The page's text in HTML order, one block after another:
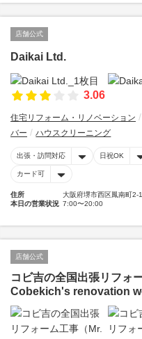
店舗公式
Daikai Ltd.
3.06
住宅リフォーム・リノベーション
バー
ハウスクリーニング
出張・訪問対応 日祝OK
カード可
住所
大阪府堺市西区鳳南町2-
本日の営業状況 7:00〜20:00
店舗公式
コビ吉の全国出張リフォ
Cobekich's renovation